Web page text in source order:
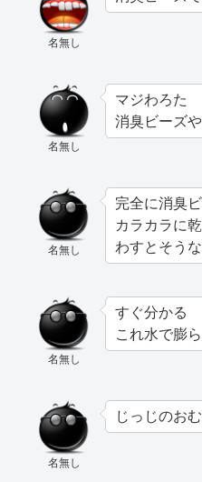
名無し
名無し
マジわろた
消臭ビーズ
名無し
完全に消臭
カラカラに
わすとそう
名無し
すぐ分かる
これ水で膨
名無し
じっじのお